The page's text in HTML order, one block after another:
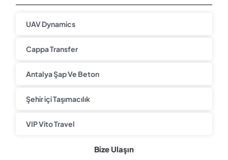
UAV Dynamics
Cappa Transfer
Antalya Şap Ve Beton
Şehir içi Taşımacılık
VIP Vito Travel
Bize Ulaşın